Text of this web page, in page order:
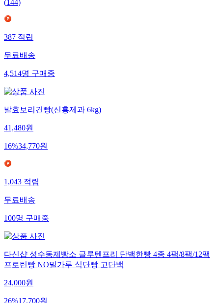
(144)
387적립
무료배송
4,514명구매중
발효보리건빵(신흥제과 6kg)
41,480원
16%34,770원
1,043적립
무료배송
100명구매중
다신샵 성수동제빵소 글루텐프리 단백한빵 4종 4팩/8팩/12팩
프로틴빵 NO밀가루 식단빵 고단백
24,000원